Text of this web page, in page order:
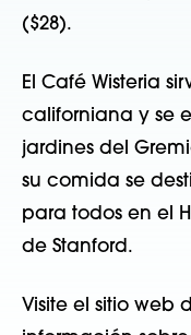
($28).
El Café Wisteria
californiana y se
jardines del
su comida se
para todos en el
de Stanford.
Visite el sitio web